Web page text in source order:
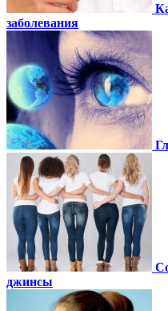
заболевания
джинсы